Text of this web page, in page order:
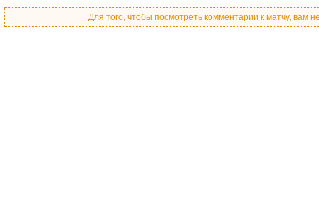
Для того, чтобы посмотреть комментарии к матчу, вам